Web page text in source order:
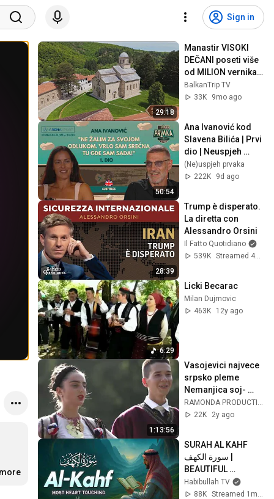
Sign in
29:18
Manastir VISOKI
DEČANI poseti više
od MILION vernika
svake godine |
Putokaz | Balkan
BalkanTrip TV
33K
9mo ago
50:54
Ana Ivanović kod
Slavena Bilića | Prvi
dio | Neuspjeh
prvaka #16
(Ne)uspjeh prvaka
222K
9d ago
28:39
Trump è disperato.
La diretta con
Alessandro Orsini
Il Fatto Quotidiano
539K
Streamed 4mo ago
6:29
Licki Becarac
Milan Dujmovic
463K
12y ago
1:13:56
Vasojevici najvece
srpsko pleme
Nemanjica soj-
prirodne i duhovne
ljepote
22K
2y ago
SURAH AL KAHF
سورة الكهف |
BEAUTIFUL
CALMING
RECITATION TO
Habibullah TV
88K